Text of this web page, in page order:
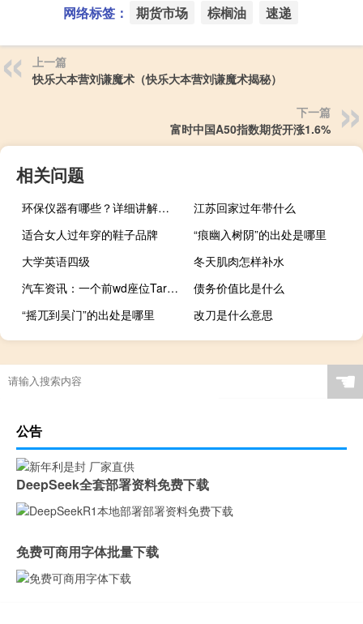
网络标签： 期货市场 棕榈油 速递
上一篇
快乐大本营刘谦魔术（快乐大本营刘谦魔术揭秘）
下一篇
富时中国A50指数期货开涨1.6%
相关问题
环保仪器有哪些？详细讲解各类环保仪器的使用方法
江苏回家过年带什么
适合女人过年穿的鞋子品牌
“痕幽入树阴”的出处是哪里
大学英语四级
冬天肌肉怎样补水
汽车资讯：一个前wd座位Tarraco 1.5 TSI匹配7速DSG
债务价值比是什么
“摇兀到吴门”的出处是哪里
改刀是什么意思
“登临有兴”的出处是哪里
☚
公告
DeepSeek全套部署资料免费下载
免费可商用字体批量下载